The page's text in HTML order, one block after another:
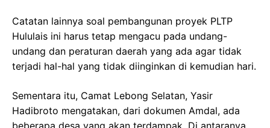
Catatan lainnya soal pembangunan proyek PLTP
Hululais ini harus tetap mengacu pada undang-
undang dan peraturan daerah yang ada agar tidak
terjadi hal-hal yang tidak diinginkan di kemudian hari.
Sementara itu, Camat Lebong Selatan, Yasir
Hadibroto mengatakan, dari dokumen Amdal, ada
beberapa desa yang akan terdampak. Di antaranya